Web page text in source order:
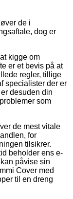
de i
dog er
kigge om
er et bevis på at
regler, tillige
specialister der er
desuden din
som
de mest vitale
for
tilsikrer.
beholder ens e-
påvise sin
Cover med
til en dreng